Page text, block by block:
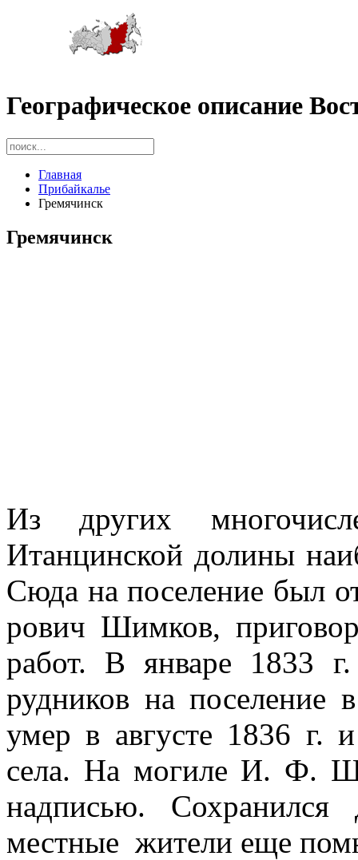
Географическое описание
Главная
Прибайкалье
Гремячинск
Гремячинск
Из других
Итанцинской долины
Сюда на поселе­ние был
рович Шимков,
работ. В январе 1833
рудников на поселение
умер в августе 1836 г.
села. На могиле И. Ф.
надписью.
местные жители еще